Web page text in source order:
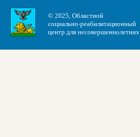
© 2025, Областной
социально-реабилитационный
центр для несовершеннолетних